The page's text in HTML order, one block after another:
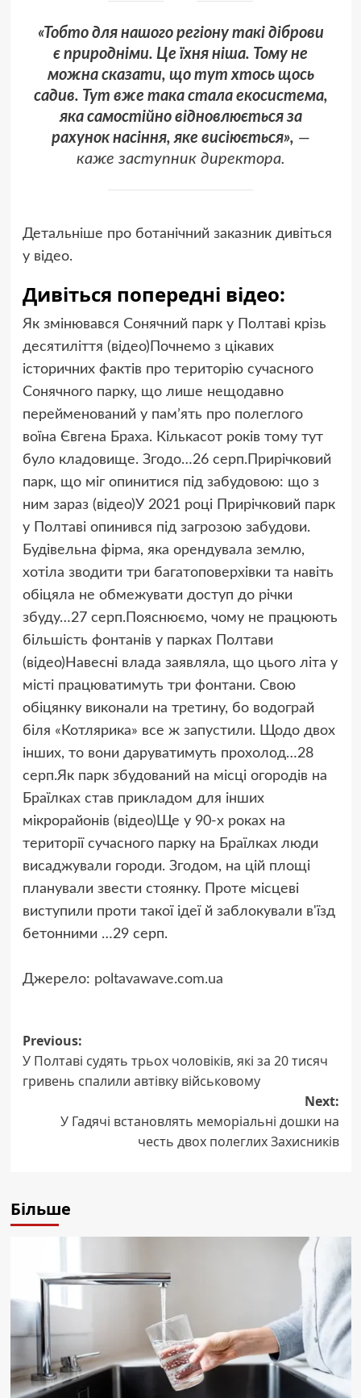
«Тобто для нашого регіону такі діброви
є природніми. Це їхня ніша. Тому не
можна сказати, що тут хтось щось
садив. Тут вже така стала екосистема,
яка самостійно відновлюється за
рахунок насіння, яке висіюється», —
каже заступник директора.
Детальніше про ботанічний заказник дивіться
у відео.
Дивіться попередні відео:
Як змінювався Сонячний парк у Полтаві крізь
десятиліття (відео)Почнемо з цікавих
історичних фактів про територію сучасного
Сонячного парку, що лише нещодавно
перейменований у памʼять про полеглого
воїна Євгена Браха. Кількасот років тому тут
було кладовище. Згодо…26 серп. Прирічковий
парк, що міг опинитися під забудовою: що з
ним зараз (відео)У 2021 році Прирічковий парк
у Полтаві опинився під загрозою забудови.
Будівельна фірма, яка орендувала землю,
хотіла зводити три багатоповерхівки та навіть
обіцяла не обмежувати доступ до річки
збуду…27 серп. Пояснюємо, чому не працюють
більшість фонтанів у парках Полтави
(відео)Навесні влада заявляла, що цього літа у
місті працюватимуть три фонтани. Свою
обіцянку виконали на третину, бо водограй
біля «Котлярика» все ж запустили. Щодо двох
інших, то вони даруватимуть прохолод…28
серп.Як парк збудований на місці огородів на
Браїлках став прикладом для інших
мікрорайонів (відео)Ще у 90-х роках на
території сучасного парку на Браїлках люди
висаджували городи. Згодом, на цій площі
планували звести стоянку. Проте місцеві
виступили проти такої ідеї й заблокували в'їзд
бетонними …29 серп.
Джерело: poltavawave.com.ua
Post
navigation
Previous:
У Полтаві судять трьох чоловіків, які за 20 тисяч
гривень спалили автівку військовому
Next:
У Гадячі встановлять меморіальні дошки на
честь двох полеглих Захисників
Більше